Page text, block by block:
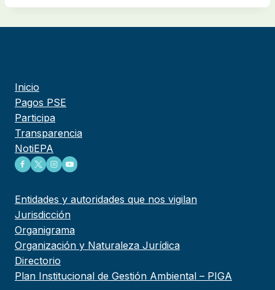
Inicio
Pagos PSE
Participa
Transparencia
NotiEPA
Entidades y autoridades que nos vigilan
Jurisdicción
Organigrama
Organización y Naturaleza Jurídica
Directorio
Plan Institucional de Gestión Ambiental – PIGA